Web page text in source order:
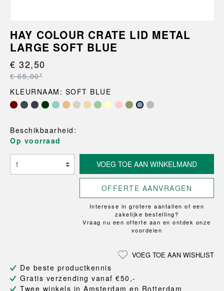
HAY COLOUR CRATE LID METAL
LARGE SOFT BLUE
€ 32,50
€ 65,00*
KLEURNAAM: SOFT BLUE
Beschikbaarheid:
Op voorraad
VOEG TOE AAN WINKELMAND
OFFERTE AANVRAGEN
Interesse in grotere aantallen of een
zakelijke bestelling?
Vraag nu een offerte aan en ontdek onze
voordelen
VOEG TOE AAN WISHLIST
De beste productkennis
Gratis verzending vanaf €50,-
Twee winkels in Amsterdam en Rotterdam